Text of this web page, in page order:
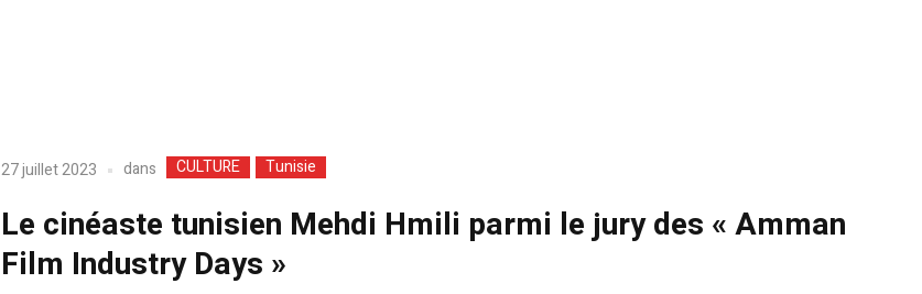
27 juillet 2023 dans CULTURE Tunisie
Le cinéaste tunisien Mehdi Hmili parmi le jury des « Amman
Film Industry Days »